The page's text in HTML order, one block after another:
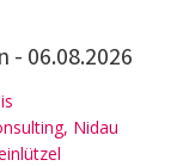
- 06.08.2026
Nidau